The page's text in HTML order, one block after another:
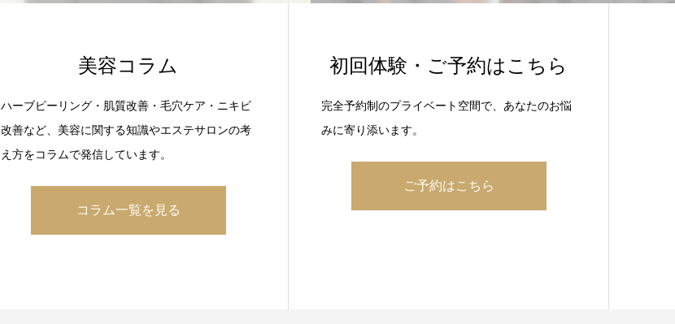
美容コラム
ハーブピーリング・肌質改善・毛穴ケア・ニキビ
改善など、美容に関する知識やエステサロンの考
え方をコラムで発信しています。
コラム一覧を見る
初回体験・ご予約はこちら
完全予約制のプライベート空間で、あなたのお悩
みに寄り添います。
ご予約はこちら